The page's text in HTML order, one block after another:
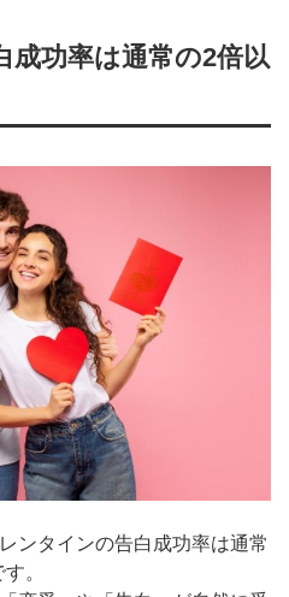
功率は通常の2倍以
ンタインの告白成功率は通常
。